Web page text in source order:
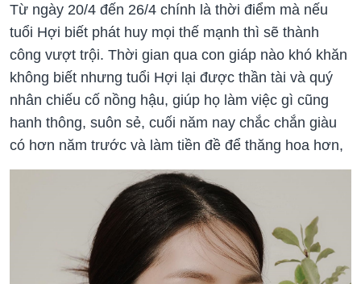
Từ ngày 20/4 đến 26/4 chính là thời điểm mà nếu
tuổi Hợi biết phát huy mọi thế mạnh thì sẽ thành
công vượt trội. Thời gian qua con giáp nào khó khăn
không biết nhưng tuổi Hợi lại được thần tài và quý
nhân chiếu cố nồng hậu, giúp họ làm việc gì cũng
hanh thông, suôn sẻ, cuối năm nay chắc chắn giàu
có hơn năm trước và làm tiền đề để thăng hoa hơn,